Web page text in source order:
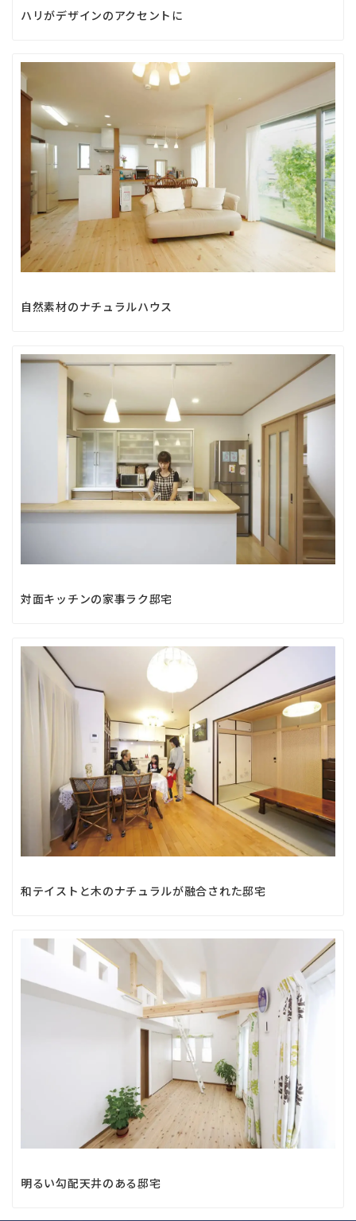
ハリがデザインのアクセントに
自然素材のナチュラルハウス
対面キッチンの家事ラク邸宅
和テイストと木のナチュラルが融合された邸宅
明るい勾配天井のある邸宅